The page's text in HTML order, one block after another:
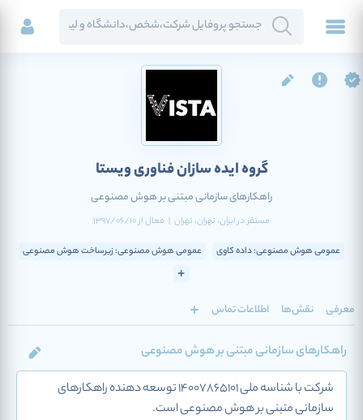
گروه ایده سازان فناوری ویستا
راهکارهای سازمانی مبتنی بر هوش مصنوعی
مستقر درایران، تهران، تهران | فعالاز1397/06/10
عمومی هوش مصنوعی: داده کاوی عمومی هوش مصنوعی: زیرساخت هوش مصنوعی
معرفی نقش‌ها اطلاعات تماس
راهکارهای سازمانی مبتنی بر هوش مصنوعی
شرکت با شناسه ملی 14007865101 توسعه دهنده راهکارهای
سازمانی متبنی بر هوش مصنوعی است.